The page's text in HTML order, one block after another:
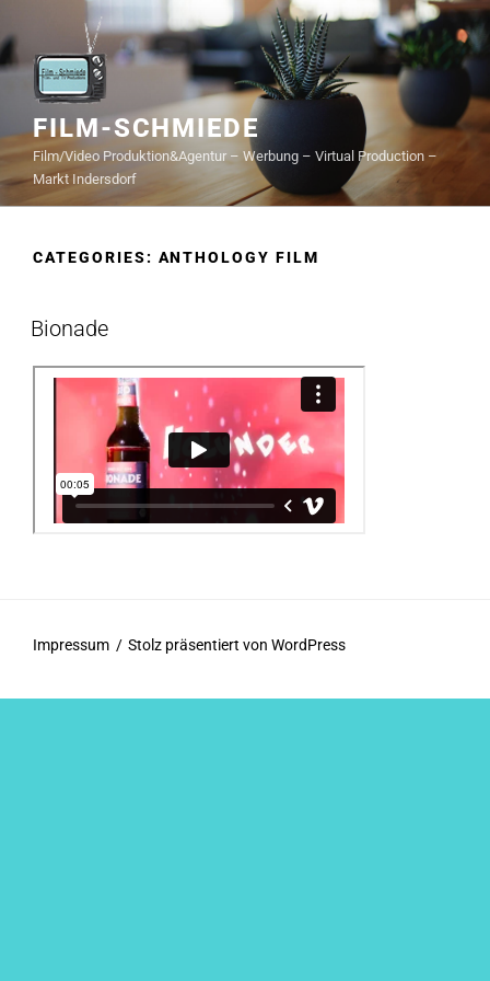
FILM-SCHMIEDE
Film/Video Produktion&Agentur – Werbung – Virtual Production –
Markt Indersdorf
CATEGORIES: ANTHOLOGY FILM
Bionade
Impressum Stolz präsentiert von WordPress